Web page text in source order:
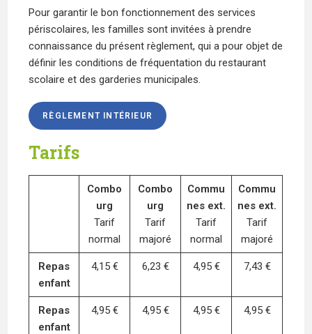
Pour garantir le bon fonctionnement des services
périscolaires, les familles sont invitées à prendre
connaissance du présent règlement, qui a pour objet de
définir les conditions de fréquentation du restaurant
scolaire et des garderies municipales.
RÈGLEMENT INTÉRIEUR
Tarifs
Combo
urg
Tarif
normal
Combo
urg
Tarif
majoré
Commu
nes ext.
Tarif
normal
Commu
nes ext.
Tarif
majoré
Repas
enfant
4,15 € 6,23 € 4,95 € 7,43 €
Repas
enfant
4,95 € 4,95 € 4,95 € 4,95 €